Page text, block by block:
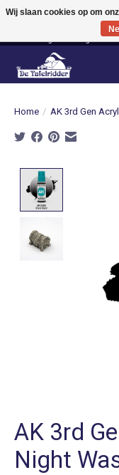
Vanaf 80 euro gratis
verzending naar België en
Home / AK 3rd Gen
AK 3rd
Night
Wij slaan cookies op om